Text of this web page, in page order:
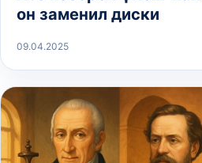
он заменил диски
09.04.2025